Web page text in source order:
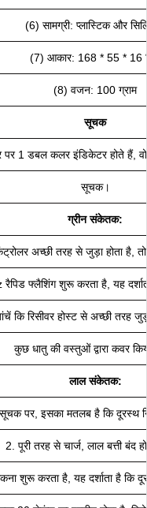
(6) सामग्री: प्लास्टिक और
(7) आकार: 168 * 55 * 16
(8) वजन: 100 ग्राम
सूचक
पर 1 डबल कलर इंडिकेटर होते हैं,
सूचक।
ग्रीन संकेतक:
अच्छी तरह से जुड़ा होता है,
फ्लैशिंग शुरू करता है, यह
कि रिसीवर होस्ट से अच्छी तरह
कुछ धातु की वस्तुओं द्वारा कवर
लाल संकेतक:
पर, इसका मतलब है कि दूरस्थ
2. पूरी तरह से चार्ज, लाल बत्ती बंद
शुरू करता है, यह दर्शाता है कि